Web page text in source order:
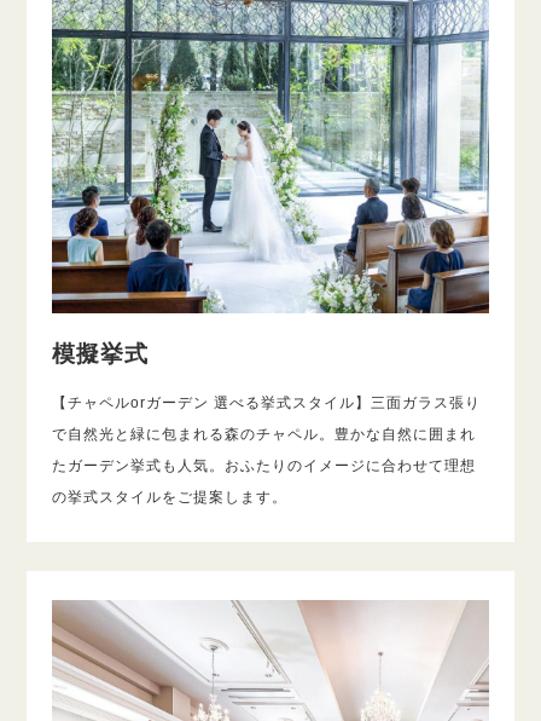
模擬挙式
【チャペルorガーデン 選べる挙式スタイル】三面ガラス張り
で自然光と緑に包まれる森のチャペル。豊かな自然に囲まれ
たガーデン挙式も人気。おふたりのイメージに合わせて理想
の挙式スタイルをご提案します。